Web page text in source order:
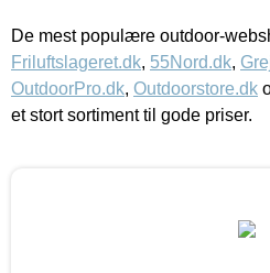
De mest populære outdoor-
Friluftslageret.dk, 55Nord.dk,
OutdoorPro.dk, Outdoorstore.dk
et stort sortiment til gode priser.